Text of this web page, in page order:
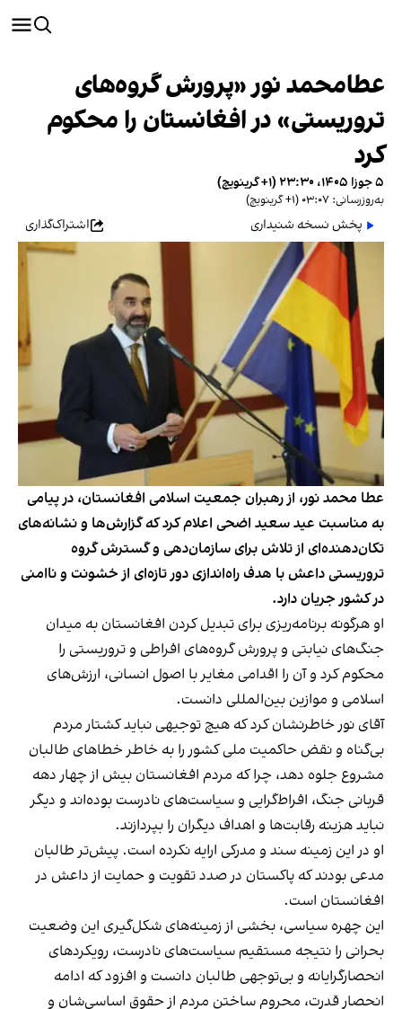
عطامحمد نور «پرورش گروه‌های
تروریستی» در افغانستان را محکوم
کرد
۵ جوزا ۱۴۰۵، ۲۳:۳۰ (‎+۱ گرینویچ)
به‌روزرسانی: ۰۳:۰۷ (‎+۱ گرینویچ)
پخش نسخه شنیداری اشتراک‌گذاری
عطا محمد نور، از رهبران جمعیت اسلامی افغانستان، در پیامی
به مناسبت عید سعید اضحی اعلام کرد که گزارش‌ها و نشانه‌های
تکان‌دهنده‌ای از تلاش برای سازمان‌دهی و گسترش گروه
تروریستی داعش با هدف راه‌اندازی دور تازه‌ای از خشونت و ناامنی
در کشور جریان دارد.
او هرگونه برنامه‌ریزی برای تبدیل کردن افغانستان به میدان
جنگ‌های نیابتی و پرورش گروه‌های افراطی و تروریستی را
محکوم کرد و آن را اقدامی مغایر با اصول انسانی، ارزش‌های
اسلامی و موازین بین‌المللی دانست.
آقای نور خاطرنشان کرد که هیچ توجیهی نباید کشتار مردم
بی‌گناه و نقض حاکمیت ملی کشور را به خاطر خطاهای طالبان
مشروع جلوه دهد، چرا که مردم افغانستان بیش از چهار دهه
قربانی جنگ، افراط‌گرایی و سیاست‌های نادرست بوده‌اند و دیگر
نباید هزینه رقابت‌ها و اهداف دیگران را بپردازند.
او در این زمینه سند و مدرکی ارایه نکرده است. پیش‌تر طالبان
مدعی بودند که پاکستان در صدد تقویت و حمایت از داعش در
افغانستان است.
این چهره سیاسی، بخشی از زمینه‌های شکل‌گیری این وضعیت
بحرانی را نتیجه مستقیم سیاست‌های نادرست، رویکردهای
انحصارگرایانه و بی‌توجهی طالبان دانست و افزود که ادامه
انحصار قدرت، محروم ساختن مردم از حقوق اساسی‌شان و